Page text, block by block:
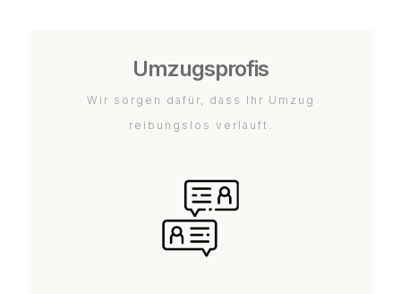
Umzugsprofis
Wir sorgen dafür, dass Ihr Umzug
reibungslos verläuft.